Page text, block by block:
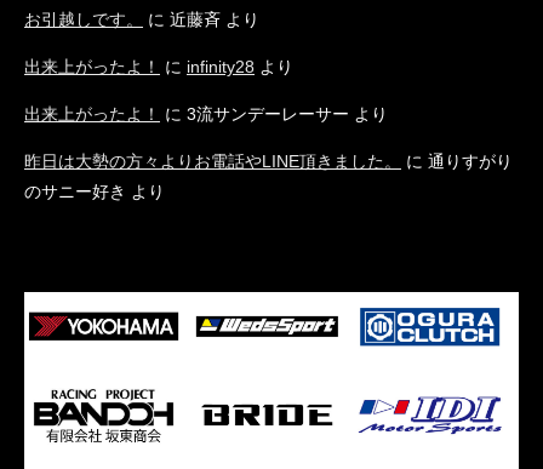
お引越しです。 に 近藤斉 より
出来上がったよ！ に infinity28 より
出来上がったよ！ に 3流サンデーレーサー より
昨日は大勢の方々よりお電話やLINE頂きました。 に 通りすがり
のサニー好き より